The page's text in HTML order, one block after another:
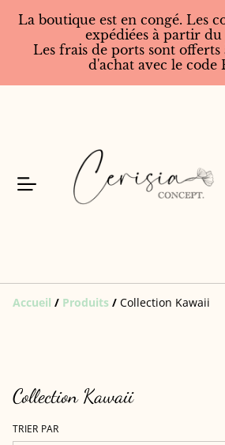
La boutique est en congé. Les
expédiées à partir du
Les frais de ports sont
d'achat avec le code
Accueil / Produits / Collection Kawaii
Collection Kawaii
TRIER PAR